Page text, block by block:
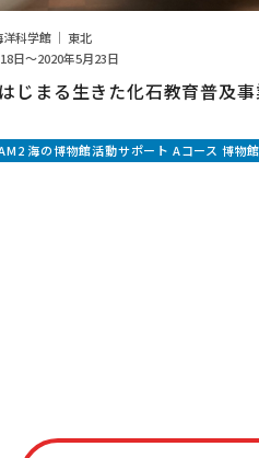
科学館 ｜ 東北
日～2020年5月23日
じまる生きた化石教育普及
海の博物館活動サポート Aコース 博物